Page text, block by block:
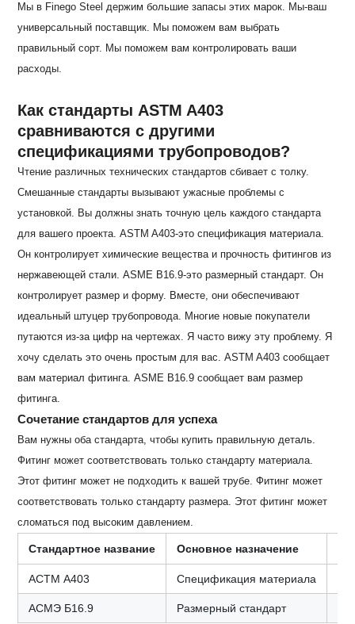
Мы в Finego Steel держим большие запасы этих марок. Мы-ваш
универсальный поставщик. Мы поможем вам выбрать
правильный сорт. Мы поможем вам контролировать ваши
расходы.
Как стандарты ASTM A403
сравниваются с другими
спецификациями трубопроводов?
Чтение различных технических стандартов сбивает с толку.
Смешанные стандарты вызывают ужасные проблемы с
установкой. Вы должны знать точную цель каждого стандарта
для вашего проекта. ASTM A403-это спецификация материала.
Он контролирует химические вещества и прочность фитингов из
нержавеющей стали. ASME B16.9-это размерный стандарт. Он
контролирует размер и форму. Вместе, они обеспечивают
идеальный штуцер трубопровода. Многие новые покупатели
путаются из-за цифр на чертежах. Я часто вижу эту проблему. Я
хочу сделать это очень простым для вас. ASTM A403 сообщает
вам материал фитинга. ASME B16.9 сообщает вам размер
фитинга.
Сочетание стандартов для успеха
Вам нужны оба стандарта, чтобы купить правильную деталь.
Фитинг может соответствовать только стандарту материала.
Этот фитинг может не подходить к вашей трубе. Фитинг может
соответствовать только стандарту размера. Этот фитинг может
сломаться под высоким давлением.
Стандартное название Основное назначение
АСТМ А403 Спецификация материала
АСМЭ Б16.9 Размерный стандарт